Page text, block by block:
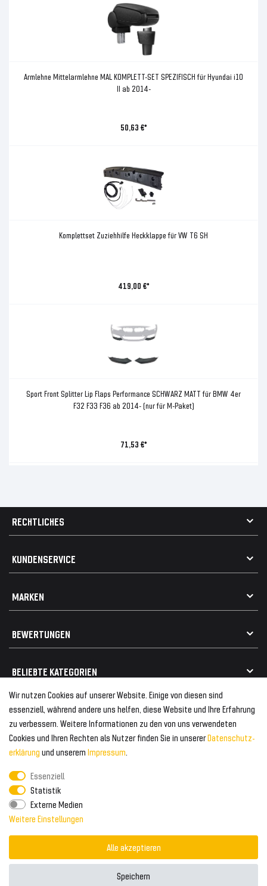
Armlehne Mittelarmlehne MAL KOMPLETT-SET SPEZIFISCH für Hyundai i10
II ab 2014-
50,63 €*
Komplettset Zuziehhilfe Heckklappe für VW T6 SH
419,00 €*
Sport Front Splitter Lip Flaps Performance SCHWARZ MATT für BMW 4er
F32 F33 F36 ab 2014- (nur für M-Paket)
71,53 €*
Wir nutzen Cookies auf unserer Website. Einige von diesen sind
essenziell, während andere uns helfen, diese Website und Ihre Erfahrung
zu verbessern. Weitere Informationen zu den von uns verwendeten
Cookies und Ihren Rechten als Nutzer finden Sie in unsererDaten­schutz­
erklärung und unserem Impressum.
Essenziell
Statistik
Externe Medien
Weitere Einstellungen
Alle akzeptieren
Speichern
RECHTLICHES
Widerrufsrecht
Vertrag widerrufen
Elektro- / Altteilentsorgung
KUNDENSERVICE
MARKEN
Geeignet für Mercedes
BEWERTUNGEN
BELIEBTE KATEGORIEN
Frontspoiler
Heckspoiler
Kabelbäume
Kühlergrill
FOLGEN SIE UNS AUF
Tuning Fanatics
ZAHLUNG & VERSAND
Zahlungsanbieter
Versand & Zahlung
WELTWEITER VERSAND
© 2026 Tuning Fanatics